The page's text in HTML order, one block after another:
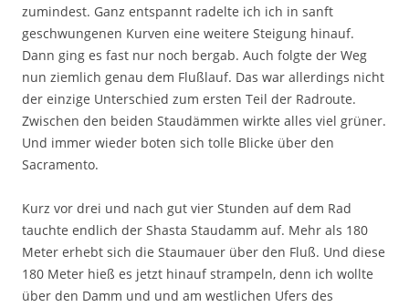
zumindest. Ganz entspannt radelte ich ich in sanft
geschwungenen Kurven eine weitere Steigung hinauf.
Dann ging es fast nur noch bergab. Auch folgte der Weg
nun ziemlich genau dem Flußlauf. Das war allerdings nicht
der einzige Unterschied zum ersten Teil der Radroute.
Zwischen den beiden Staudämmen wirkte alles viel grüner.
Und immer wieder boten sich tolle Blicke über den
Sacramento.
Kurz vor drei und nach gut vier Stunden auf dem Rad
tauchte endlich der Shasta Staudamm auf. Mehr als 180
Meter erhebt sich die Staumauer über den Fluß. Und diese
180 Meter hieß es jetzt hinauf strampeln, denn ich wollte
über den Damm und und am westlichen Ufers des